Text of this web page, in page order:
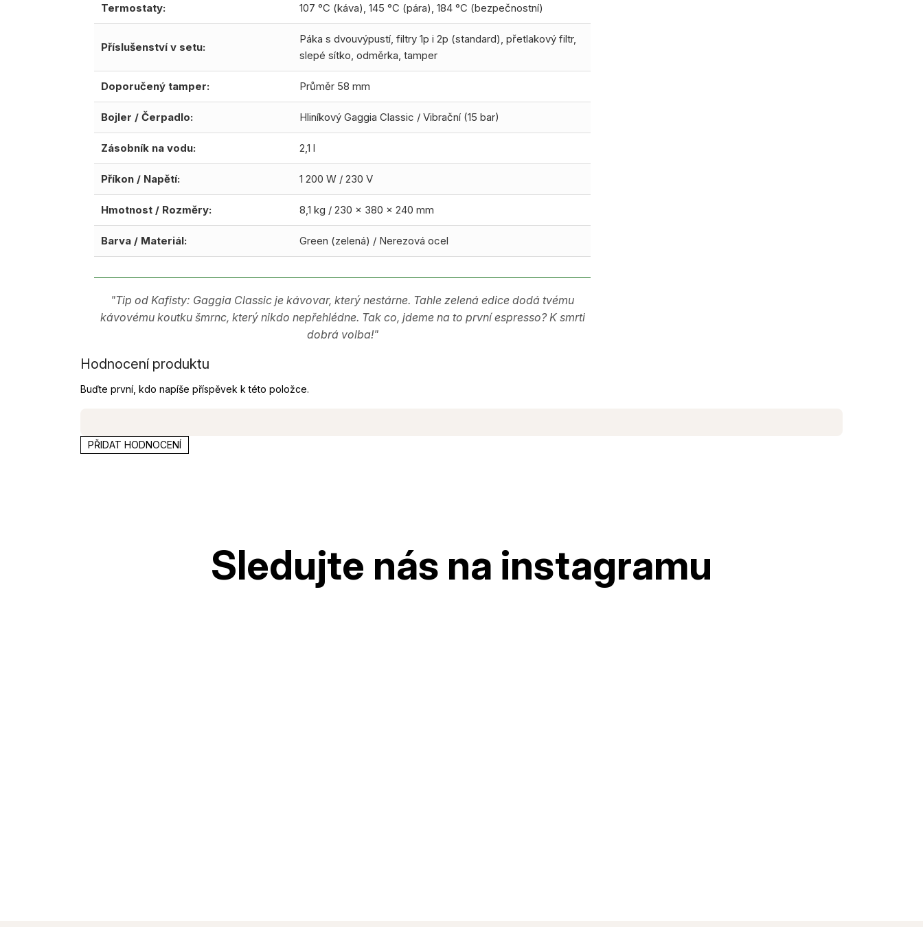
Termostaty: 107 °C (káva), 145 °C (pára), 184 °C (bezpečnostní)
Příslušenství v setu:
Páka s dvouvýpustí, filtry 1p i 2p (standard), přetlakový filtr,
slepé sítko, odměrka, tamper
Doporučený tamper: Průměr 58 mm
Bojler / Čerpadlo: Hliníkový Gaggia Classic / Vibrační (15 bar)
Zásobník na vodu: 2,1 l
Příkon / Napětí: 1 200 W / 230 V
Hmotnost / Rozměry: 8,1 kg / 230 x 380 x 240 mm
Barva / Materiál: Green (zelená) / Nerezová ocel
"Tip od Kafisty: Gaggia Classic je kávovar, který nestárne. Tahle zelená edice dodá tvému
kávovému koutku šmrnc, který nikdo nepřehlédne. Tak co, jdeme na to první espresso? K smrti
dobrá volba!"
Hodnocení produktu
Buďte první, kdo napíše příspěvek k této položce.
PŘIDAT HODNOCENÍ